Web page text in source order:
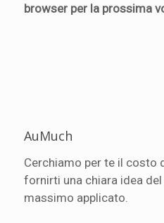
browser per la prossima
AuMuch
Cerchiamo per te il costo
fornirti una chiara idea
massimo applicato.